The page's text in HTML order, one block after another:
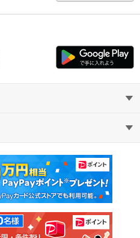
中古マンション
中古一戸建て
土地
教えて！住まいの先生